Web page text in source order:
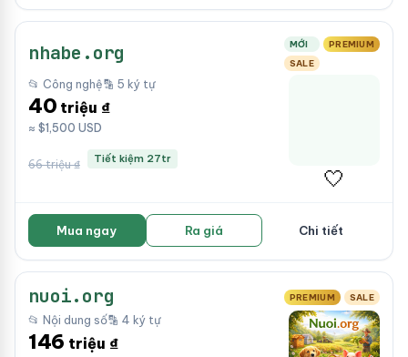
nhabe.org MỚI
PREMIUM
SALE
📂 Công nghệ🔡 5 ký tự
40 triệu ₫
≈ $1,500 USD
66 triệu ₫ Tiết kiệm 27tr
🤍
Mua ngay Ra giá Chi tiết
nuoi.org PREMIUM SALE
📂 Nội dung số🔡 4 ký tự
146 triệu ₫